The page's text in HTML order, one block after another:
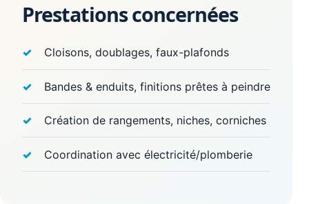
Prestations concernées
Cloisons, doublages, faux-plafonds
Bandes & enduits, finitions prêtes à peindre
Création de rangements, niches, corniches
Coordination avec électricité/plomberie